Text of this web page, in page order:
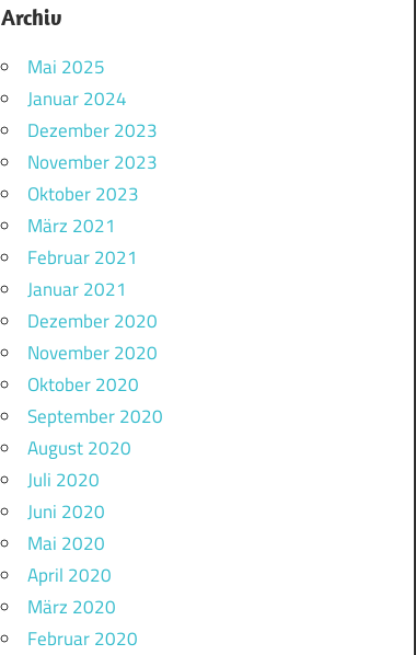
Archiv
Mai 2025
Januar 2024
Dezember 2023
November 2023
Oktober 2023
März 2021
Februar 2021
Januar 2021
Dezember 2020
November 2020
Oktober 2020
September 2020
August 2020
Juli 2020
Juni 2020
Mai 2020
April 2020
März 2020
Februar 2020